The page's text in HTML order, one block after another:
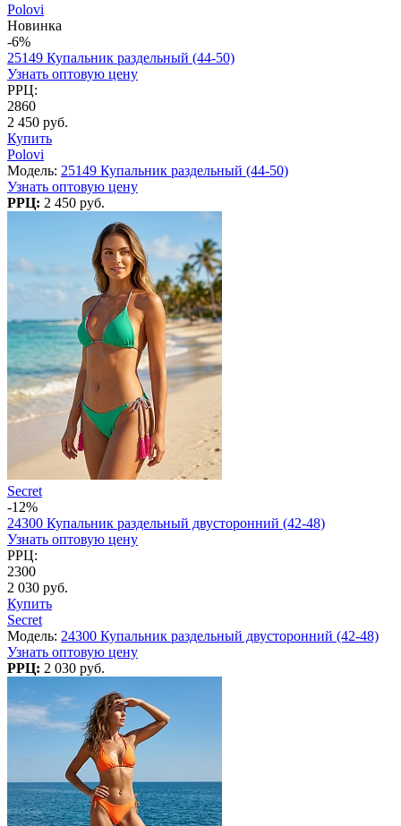
Polovi
Новинка
-6%
25149 Купальник раздельный (44-50)
Узнать оптовую цену
РРЦ:
2860
2 450 руб.
Купить
Polovi
Модель: 25149 Купальник раздельный (44-50)
Узнать оптовую цену
РРЦ: 2 450 руб.
Secret
-12%
24300 Купальник раздельный двусторонний (42-48)
Узнать оптовую цену
РРЦ:
2300
2 030 руб.
Купить
Secret
Модель: 24300 Купальник раздельный двусторонний (42-48)
Узнать оптовую цену
РРЦ: 2 030 руб.